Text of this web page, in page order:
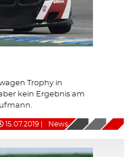
Trophy in
kein Ergebnis am
15.07.2019 News